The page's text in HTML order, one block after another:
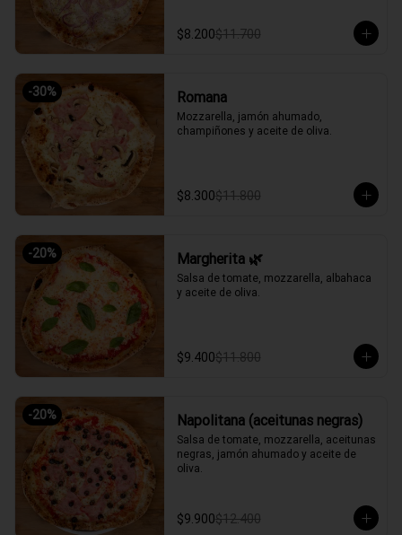
$8.200$11.700
-30% Romana
Mozzarella, jamón ahumado,
champiñones y aceite de oliva.
$8.300$11.800
-20% Margherita 🌿
Salsa de tomate, mozzarella, albahaca
y aceite de oliva.
$9.400$11.800
-20% Napolitana (aceitunas negras)
Salsa de tomate, mozzarella, aceitunas
negras, jamón ahumado y aceite de
oliva.
$9.900$12.400